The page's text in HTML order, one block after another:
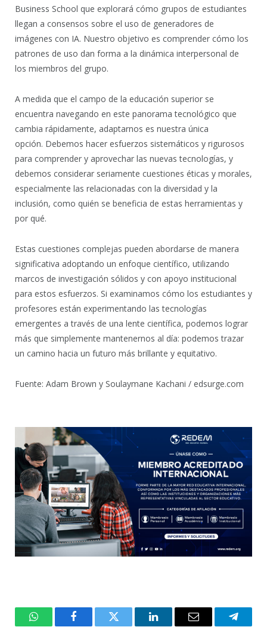
Business School que explorará cómo grupos de estudiantes
llegan a consensos sobre el uso de generadores de
imágenes con IA. Nuestro objetivo es comprender cómo los
patrones de uso dan forma a la dinámica interpersonal de
los miembros del grupo.
A medida que el campo de la educación superior se
encuentra navegando en este panorama tecnológico que
cambia rápidamente, adaptarnos es nuestra única
opción. Debemos hacer esfuerzos sistemáticos y rigurosos
para comprender y aprovechar las nuevas tecnologías, y
debemos considerar seriamente cuestiones éticas y morales,
especialmente las relacionadas con la diversidad y la
inclusión, como quién se beneficia de estas herramientas y
por qué.
Estas cuestiones complejas pueden abordarse de manera
significativa adoptando un enfoque científico, utilizando
marcos de investigación sólidos y con apoyo institucional
para estos esfuerzos. Si examinamos cómo los estudiantes y
profesores están experimentando las tecnologías
emergentes a través de una lente científica, podemos lograr
más que simplemente mantenernos al día: podemos trazar
un camino hacia un futuro más brillante y equitativo.
Fuente: Adam Brown y Soulaymane Kachani / edsurge.com
WhatsAppFacebookTwitter LinkedInEmail